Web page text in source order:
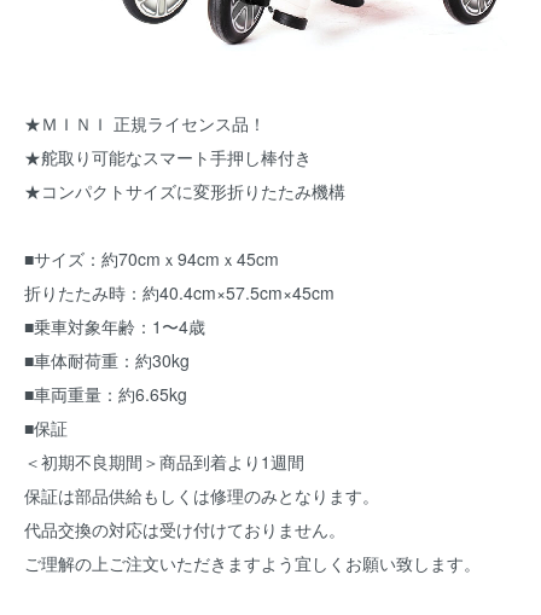
★ＭＩＮＩ 正規ライセンス品！
★舵取り可能なスマート手押し棒付き
★コンパクトサイズに変形折りたたみ機構
■サイズ：約70cmｘ94cmｘ45cm
折りたたみ時：約40.4cm×57.5cm×45cm
■乗車対象年齢：1〜4歳
■車体耐荷重：約30kg
■車両重量：約6.65kg
■保証
＜初期不良期間＞商品到着より1週間
保証は部品供給もしくは修理のみとなります。
代品交換の対応は受け付けておりません。
ご理解の上ご注文いただきますよう宜しくお願い致します。